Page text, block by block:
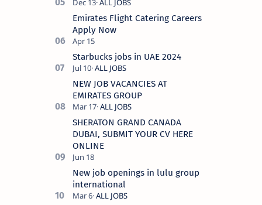
Emirates Flight Catering Careers
Apply Now
Starbucks jobs in UAE 2024
NEW JOB VACANCIES AT
EMIRATES GROUP
SHERATON GRAND CANADA
DUBAI, SUBMIT YOUR CV HERE
ONLINE
New job openings in lulu group
international